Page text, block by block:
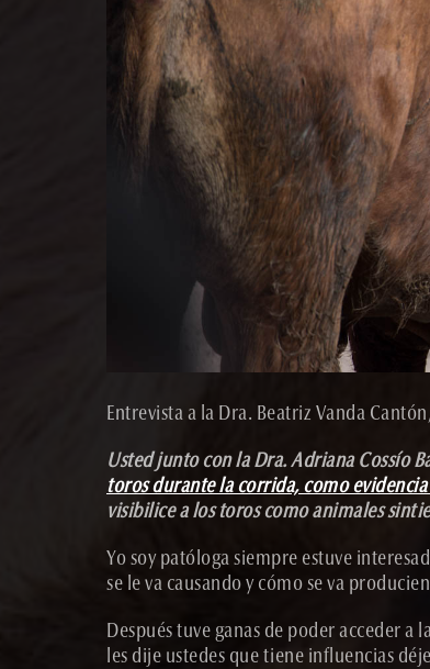
Entrevista a la Dra. Beatriz Vanda
Usted junto con la Dra. Adriana Cossío
toros durante la corrida, como
visibilice a los toros como animales
Yo soy patóloga siempre estuve
se le va causando y cómo se va
Después tuve ganas de poder acceder
les dije ustedes que tiene influencias